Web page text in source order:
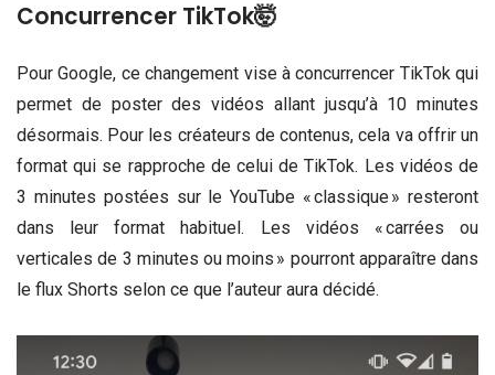
Concurrencer TikTok🤯
Pour Google, ce changement vise à concurrencer TikTok qui
permet de poster des vidéos allant jusqu’à 10 minutes
désormais. Pour les créateurs de contenus, cela va offrir un
format qui se rapproche de celui de TikTok. Les vidéos de
3 minutes postées sur le YouTube « classique » resteront
dans leur format habituel. Les vidéos « carrées ou
verticales de 3 minutes ou moins » pourront apparaître dans
le flux Shorts selon ce que l’auteur aura décidé.